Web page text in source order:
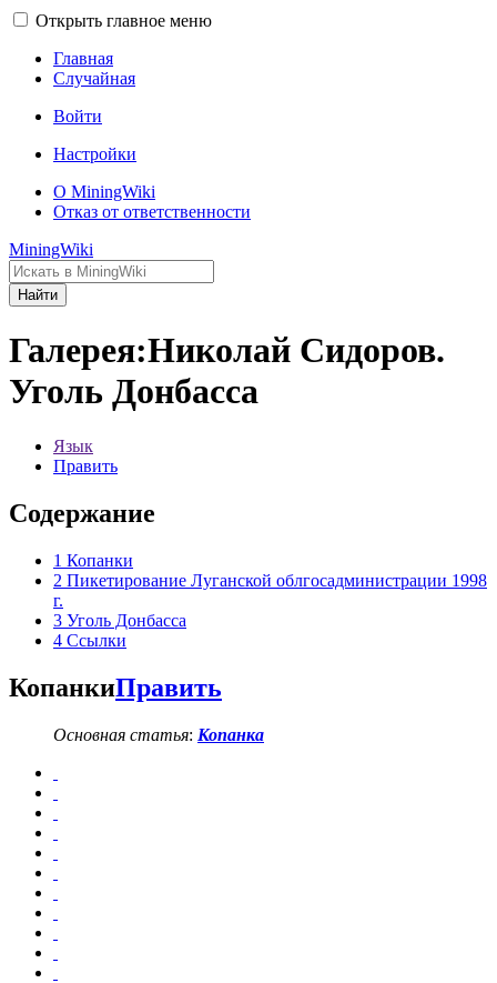
Открыть главное меню
Главная
Случайная
Войти
Настройки
О MiningWiki
Отказ от ответственности
MiningWiki
Найти
Галерея:Николай Сидоров.
Уголь Донбасса
Язык
Править
Содержание
1 Копанки
2 Пикетирование Луганской облгосадминистрации 1998
г.
3 Уголь Донбасса
4 Ссылки
КопанкиПравить
Основная статья: Копанка